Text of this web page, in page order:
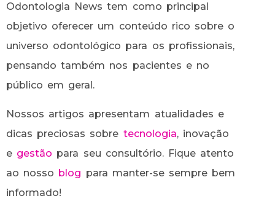
Odontologia News tem como principal
objetivo oferecer um conteúdo rico sobre o
universo odontológico para os profissionais,
pensando também nos pacientes e no
público em geral.
Nossos artigos apresentam atualidades e
dicas preciosas sobre tecnologia, inovação
e gestão para seu consultório. Fique atento
ao nosso blog para manter-se sempre bem
informado!